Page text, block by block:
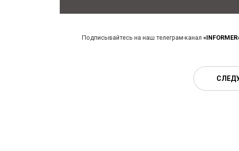
Подписывайтесь на наш телеграм-канал